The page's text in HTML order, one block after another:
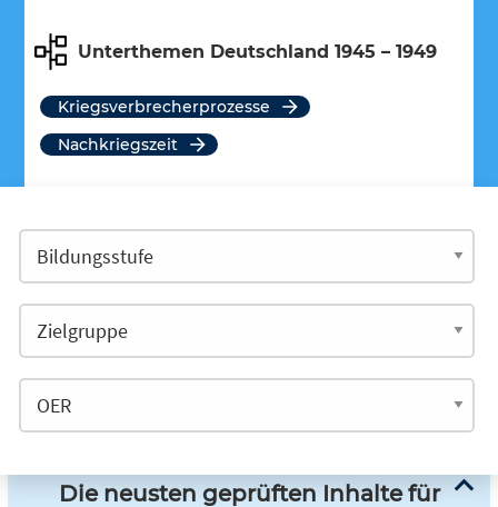
Unterthemen Deutschland 1945 – 1949
Kriegsverbrecherprozesse
Nachkriegszeit
Die neusten geprüften Inhalte für